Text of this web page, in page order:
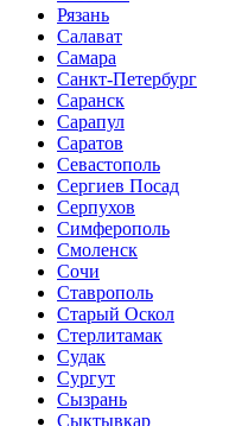
Рязань
Салават
Самара
Санкт-Петербург
Саранск
Сарапул
Саратов
Севастополь
Сергиев Посад
Серпухов
Симферополь
Смоленск
Сочи
Ставрополь
Старый Оскол
Стерлитамак
Судак
Сургут
Сызрань
Сыктывкар